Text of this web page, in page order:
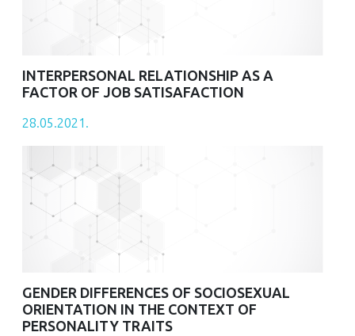
INTERPERSONAL RELATIONSHIP AS A
FACTOR OF JOB SATISAFACTION
28.05.2021.
GENDER DIFFERENCES OF SOCIOSEXUAL
ORIENTATION IN THE CONTEXT OF
PERSONALITY TRAITS